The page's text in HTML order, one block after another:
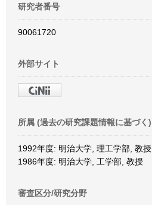
研究者番号
90061720
外部サイト
所属 (過去の研究課題情報に基づく)
1992年度: 明治大学, 理工学部, 教授
1986年度: 明治大学, 工学部, 教授
審査区分/研究分野